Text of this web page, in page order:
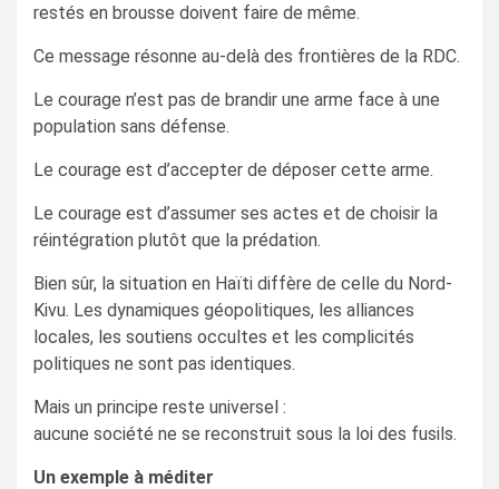
restés en brousse doivent faire de même.
Ce message résonne au-delà des frontières de la RDC.
Le courage n’est pas de brandir une arme face à une
population sans défense.
Le courage est d’accepter de déposer cette arme.
Le courage est d’assumer ses actes et de choisir la
réintégration plutôt que la prédation.
Bien sûr, la situation en Haïti diffère de celle du Nord-
Kivu. Les dynamiques géopolitiques, les alliances
locales, les soutiens occultes et les complicités
politiques ne sont pas identiques.
Mais un principe reste universel :
aucune société ne se reconstruit sous la loi des fusils.
Un exemple à méditer